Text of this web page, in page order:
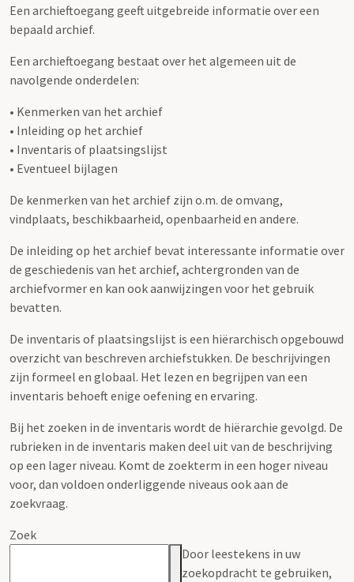
Een archieftoegang geeft uitgebreide informatie over een
bepaald archief.
Een archieftoegang bestaat over het algemeen uit de
navolgende onderdelen:
• Kenmerken van het archief
• Inleiding op het archief
• Inventaris of plaatsingslijst
• Eventueel bijlagen
De kenmerken van het archief zijn o.m. de omvang,
vindplaats, beschikbaarheid, openbaarheid en andere.
De inleiding op het archief bevat interessante informatie over
de geschiedenis van het archief, achtergronden van de
archiefvormer en kan ook aanwijzingen voor het gebruik
bevatten.
De inventaris of plaatsingslijst is een hiërarchisch opgebouwd
overzicht van beschreven archiefstukken. De beschrijvingen
zijn formeel en globaal. Het lezen en begrijpen van een
inventaris behoeft enige oefening en ervaring.
Bij het zoeken in de inventaris wordt de hiërarchie gevolgd. De
rubrieken in de inventaris maken deel uit van de beschrijving
op een lager niveau. Komt de zoekterm in een hoger niveau
voor, dan voldoen onderliggende niveaus ook aan de
zoekvraag.
Zoek
Door leestekens in uw
zoekopdracht te gebruiken,